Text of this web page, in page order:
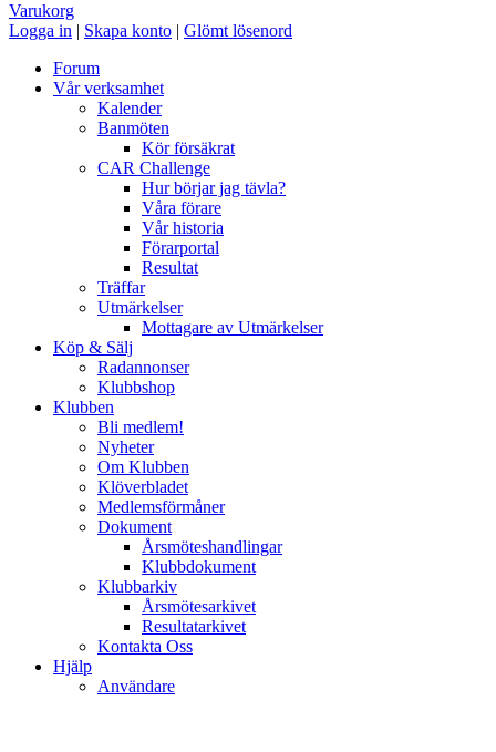
Varukorg
Logga in | Skapa konto | Glömt lösenord
Forum
Vår verksamhet
Kalender
Banmöten
Kör försäkrat
CAR Challenge
Hur börjar jag tävla?
Våra förare
Vår historia
Förarportal
Resultat
Träffar
Utmärkelser
Mottagare av Utmärkelser
Köp & Sälj
Radannonser
Klubbshop
Klubben
Bli medlem!
Nyheter
Om Klubben
Klöverbladet
Medlemsförmåner
Dokument
Årsmöteshandlingar
Klubbdokument
Klubbarkiv
Årsmötesarkivet
Resultatarkivet
Kontakta Oss
Hjälp
Användare